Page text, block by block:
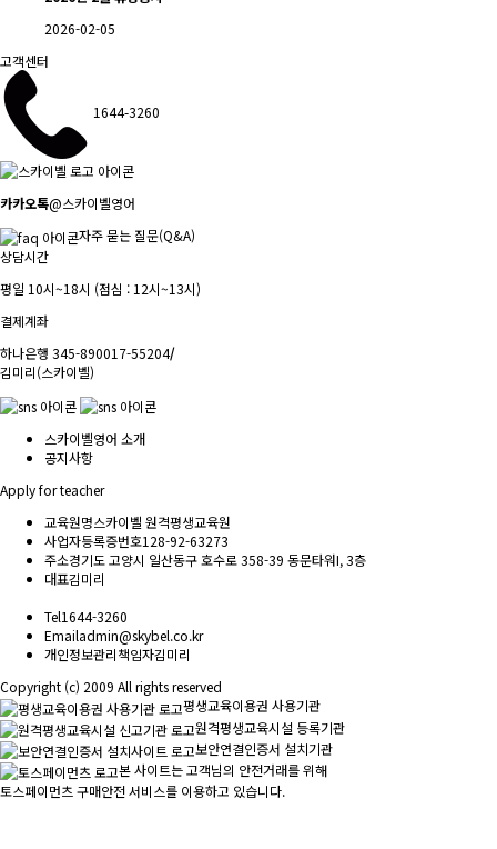
2026-02-05
고객센터
1644-3260
카카오톡@스카이벨영어
자주 묻는 질문(Q&A)
상담시간
평일 10시~18시 (점심 : 12시~13시)
결제계좌
하나은행 345-890017-55204/
김미리(스카이벨)
스카이벨영어 소개
공지사항
Apply for teacher
교육원명스카이벨 원격평생교육원
사업자등록증번호128-92-63273
주소경기도 고양시 일산동구 호수로 358-39 동문타워I, 3층
대표김미리
Tel1644-3260
Emailadmin@skybel.co.kr
개인정보관리책임자김미리
Copyright (c) 2009 All rights reserved
평생교육이용권 사용기관
원격평생교육시설 등록기관
보안연결인증서 설치기관
본 사이트는 고객님의 안전거래를 위해
토스페이먼츠 구매안전 서비스를 이용하고 있습니다.